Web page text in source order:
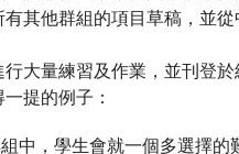
其他群組的項目草稿，並
大量練習及作業，並刊登於
提的例子：
中，學生會就一個多選擇的